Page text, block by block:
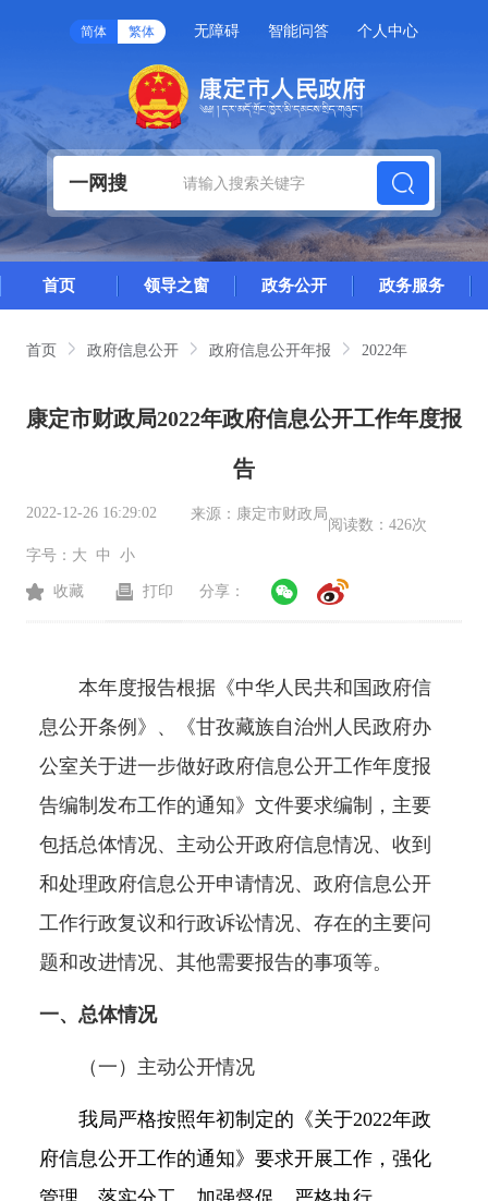
简体 繁体 无障碍 智能问答 个人中心
一网搜
首页 领导之窗 政务公开 政务服务
首页 政府信息公开 政府信息公开年报 2022年
康定市财政局2022年政府信息公开工作年度报
告
2022-12-26 16:29:02 来源： 康定市财政局
阅读数： 426次
字号： 大 中 小
收藏 打印 分享：
本年度报告根据《中华人民共和国政府信
息公开条例》、《甘孜藏族自治州人民政府办
公室关于进一步做好政府信息公开工作年度报
告编制发布工作的通知》 文件要求编制，主要
包括总体情况、主动公开政府信息情况、收到
和处理政府信息公开申请情况、政府信息公开
工作行政复议和行政诉讼情况、存在的主要问
题和改进情况、其他需要报告的事项等。
一、总体情况
（一）主动公开情况
我局严格按照年初制定的《关于2022年政
府信息公开工作的通知》要求开展工作，强化